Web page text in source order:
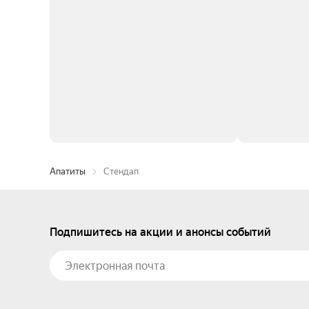
Апатиты Стендап
Подпишитесь на акции и анонсы событий